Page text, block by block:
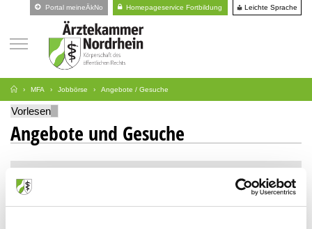
Portal meineÄkNo Homepageservice Fortbildung Leichte Sprache
MFA Jobbörse Angebote / Gesuche
Vorlesen
Angebote und Gesuche
Suche